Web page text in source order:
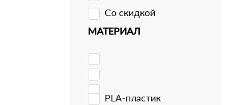
Со скидкой
МАТЕРИАЛ
PLA-пластик